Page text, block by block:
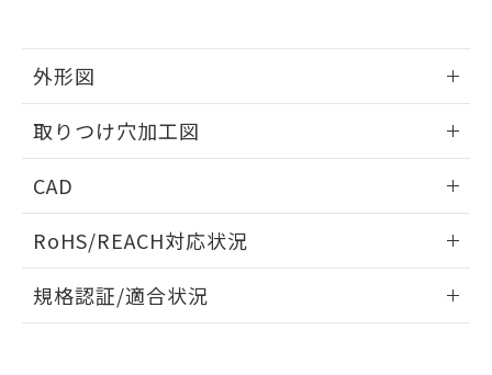
外形図
取りつけ穴加工図
CAD
ドすることができます。
ログイン/会員登録
RoHS/REACH対応状況
EU RoHS 注意事項・凡例
規格認証/適合状況
品・サービスに関するお客様との取
の共同利用に関して"
用者の範囲」に記載されている法人を
EU RoHS指令（10物質）の非含有証明書
51物質の非含有証明書（当社基準）
※本証明書は発行日時点で非含有を証明す
物質の対応では、対応完了までの期間は出
荷製品に未対応品が混在することから備考
欄に対応日を記載しておりました。
既に当社にて対応品への在庫切替を完了